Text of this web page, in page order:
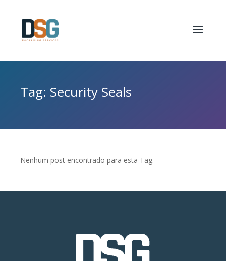
Tag: Security Seals
Nenhum post encontrado para esta Tag.